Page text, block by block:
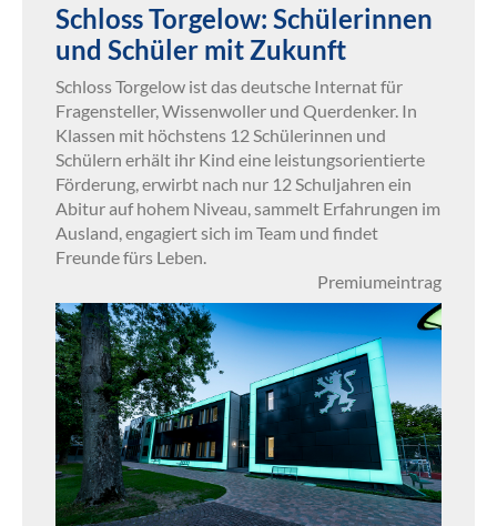
Schloss Torgelow: Schülerinnen
und Schüler mit Zukunft
Schloss Torgelow ist das deutsche Internat für
Fragensteller, Wissenwoller und Querdenker. In
Klassen mit höchstens 12 Schülerinnen und
Schülern erhält ihr Kind eine leistungsorientierte
Förderung, erwirbt nach nur 12 Schuljahren ein
Abitur auf hohem Niveau, sammelt Erfahrungen im
Ausland, engagiert sich im Team und findet
Freunde fürs Leben.
Premiumeintrag